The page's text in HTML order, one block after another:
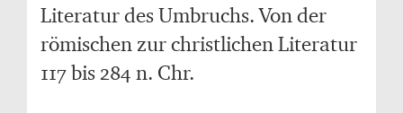
Literatur des Umbruchs. Von der
römischen zur christlichen Literatur
117 bis 284 n. Chr.